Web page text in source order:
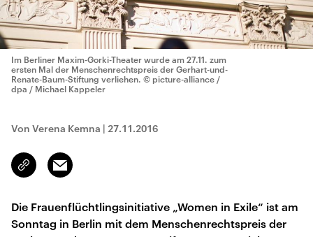
Im Berliner Maxim-Gorki-Theater wurde am 27.11. zum
ersten Mal der Menschenrechtspreis der Gerhart-und-
Renate-Baum-Stiftung verliehen. © picture-alliance /
dpa / Michael Kappeler
Von Verena Kemna | 27.11.2016
Link
kopieren/teilen
Email
Die Frauenflüchtlingsinitiative „Women in Exile“ ist am
Sonntag in Berlin mit dem Menschenrechtspreis der